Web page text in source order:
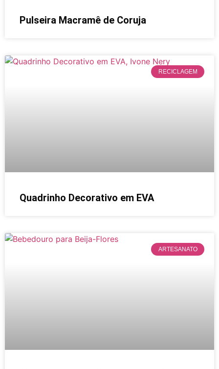
Pulseira Macramê de Coruja
RECICLAGEM
Quadrinho Decorativo em EVA
ARTESANATO